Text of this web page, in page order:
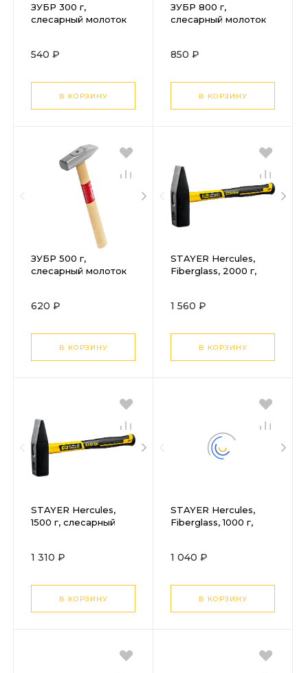
ЗУБР 300 г,
слесарный молоток
540 ₽
В КОРЗИНУ
ЗУБР 800 г,
слесарный молоток
850 ₽
В КОРЗИНУ
ЗУБР 500 г,
слесарный молоток
620 ₽
В КОРЗИНУ
STAYER Hercules,
Fiberglass, 2000 г,
20)
1 560 ₽
В КОРЗИНУ
STAYER Hercules,
1500 г, слесарный
1 310 ₽
В КОРЗИНУ
STAYER Hercules,
Fiberglass, 1000 г,
10)
1 040 ₽
В КОРЗИНУ